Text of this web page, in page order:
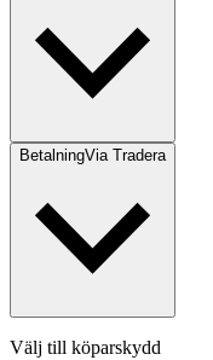
BetalningVia Tradera
Välj till köparskydd